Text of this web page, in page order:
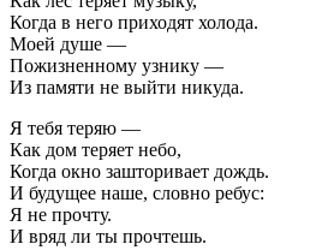
Когда в него приходят холода.
Моей душе —
Пожизненному узнику —
Из памяти не выйти никуда.
Я тебя теряю —
Как дом теряет небо,
Когда окно зашторивает дождь.
И будущее наше, словно ребус:
Я не прочту.
И вряд ли ты прочтешь.